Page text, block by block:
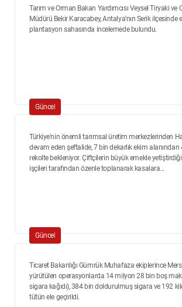
Tarım ve Orman Bakan Yardımcısı Veysel Tiryaki ve
Müdürü Bekir Karacabey, Antalya’nın Serik ilçesinde
plantasyon sahasında incelemede bulundu.
Güncel
Türkiye'nin önemli tarımsal üretim merkezlerinden
devam eden şeftalide, 7 bin dekarlık ekim
rekolte bekleniyor. Çiftçilerin büyük emekle yetiştirdiği
işçileri tarafından özenle toplanarak kasalara...
Güncel
Ticaret Bakanlığı Gümrük Muhafaza ekiplerince
yürütülen operasyonlarda 14 milyon 28 bin boş
sigara kağıdı), 384 bin doldurulmuş sigara ve 192
tütün ele geçirildi.